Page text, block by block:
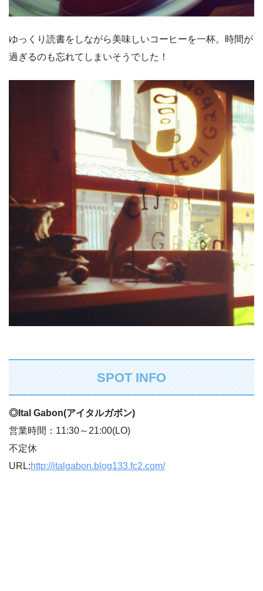
ゆっくり読書をしながら美味しいコーヒーを一杯。時間が
過ぎるのも忘れてしまいそうでした！
SPOT INFO
◎Ital Gabon(アイタルガボン)
営業時間：11:30～21:00(LO)
不定休
URL:http://italgabon.blog133.fc2.com/